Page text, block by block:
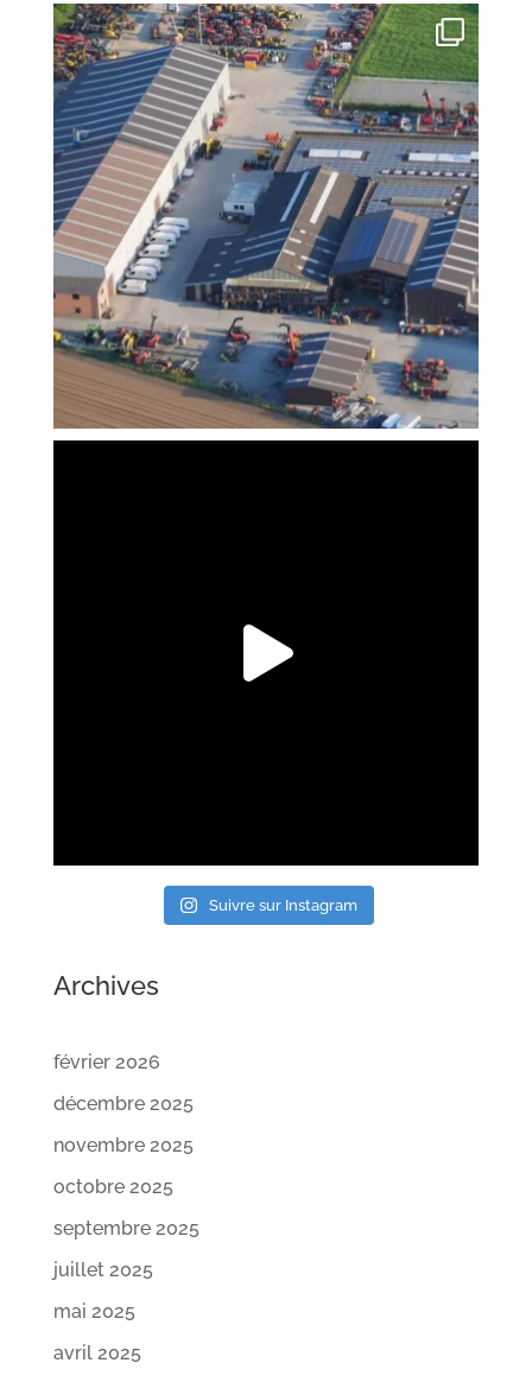
Suivre sur Instagram
Archives
février 2026
décembre 2025
novembre 2025
octobre 2025
septembre 2025
juillet 2025
mai 2025
avril 2025